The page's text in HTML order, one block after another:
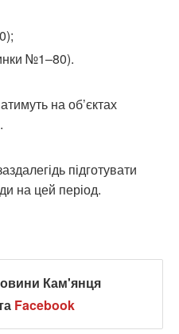
№1–80).
на об’єктах
підготувати
на цей період.
Кам'янця
Facebook